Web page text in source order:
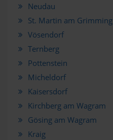
Neudau
St. Martin am Grimming
Vösendorf
Ternberg
Pottenstein
Micheldorf
Kaisersdorf
Kirchberg am Wagram
Gösing am Wagram
Kraig